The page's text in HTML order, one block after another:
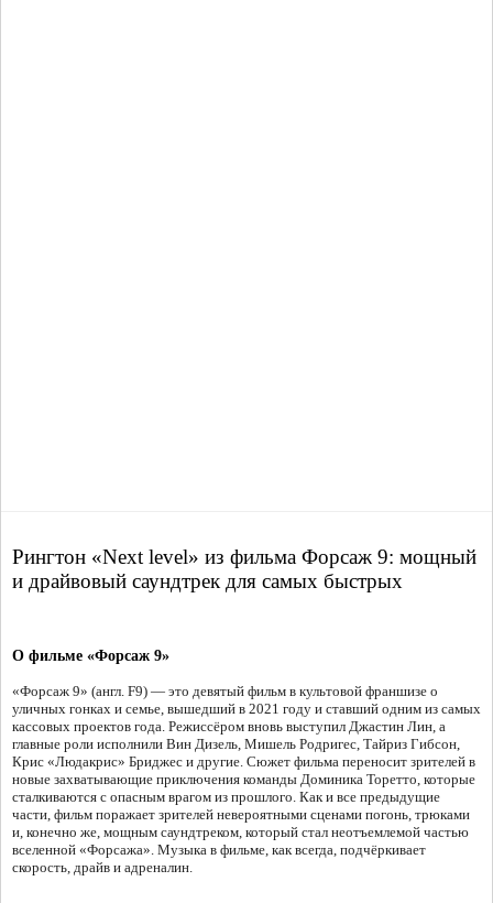
Рингтон «Next level» из фильма Форсаж 9: мощный
и драйвовый саундтрек для самых быстрых
О фильме «Форсаж 9»
«Форсаж 9» (англ. F9) — это девятый фильм в культовой франшизе о
уличных гонках и семье, вышедший в 2021 году и ставший одним из самых
кассовых проектов года. Режиссёром вновь выступил Джастин Лин, а
главные роли исполнили Вин Дизель, Мишель Родригес, Тайриз Гибсон,
Крис «Людакрис» Бриджес и другие. Сюжет фильма переносит зрителей в
новые захватывающие приключения команды Доминика Торетто, которые
сталкиваются с опасным врагом из прошлого. Как и все предыдущие
части, фильм поражает зрителей невероятными сценами погонь, трюками
и, конечно же, мощным саундтреком, который стал неотъемлемой частью
вселенной «Форсажа». Музыка в фильме, как всегда, подчёркивает
скорость, драйв и адреналин.